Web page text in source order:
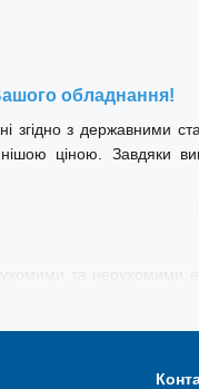
обладнання!
згідно з державними
ціною. Завдяки
та нерухомими
пристроїв;